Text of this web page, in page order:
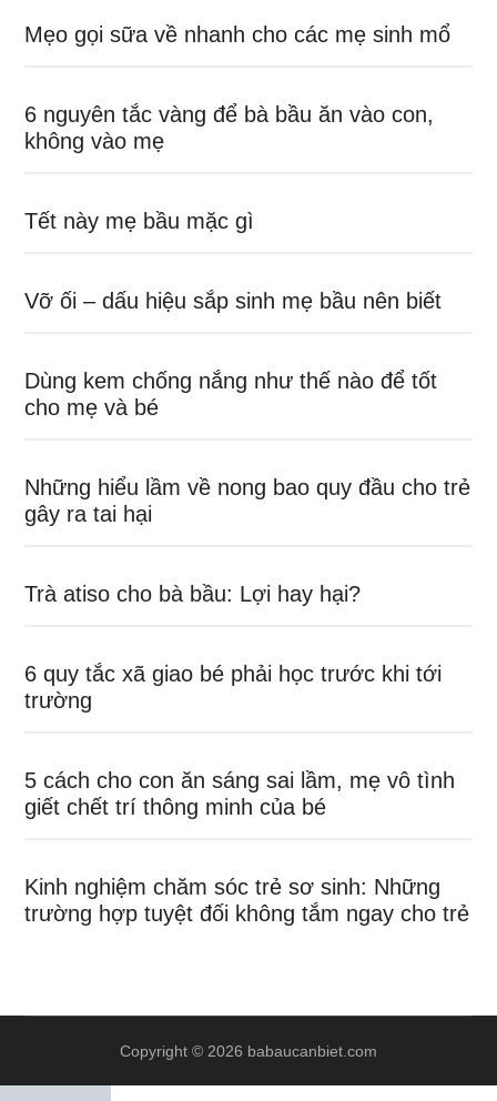
Mẹo gọi sữa về nhanh cho các mẹ sinh mổ
6 nguyên tắc vàng để bà bầu ăn vào con,
không vào mẹ
Tết này mẹ bầu mặc gì
Vỡ ối – dấu hiệu sắp sinh mẹ bầu nên biết
Dùng kem chống nắng như thế nào để tốt
cho mẹ và bé
Những hiểu lầm về nong bao quy đầu cho trẻ
gây ra tai hại
Trà atiso cho bà bầu: Lợi hay hại?
6 quy tắc xã giao bé phải học trước khi tới
trường
5 cách cho con ăn sáng sai lầm, mẹ vô tình
giết chết trí thông minh của bé
Kinh nghiệm chăm sóc trẻ sơ sinh: Những
trường hợp tuyệt đối không tắm ngay cho trẻ
Copyright © 2026 babaucanbiet.com